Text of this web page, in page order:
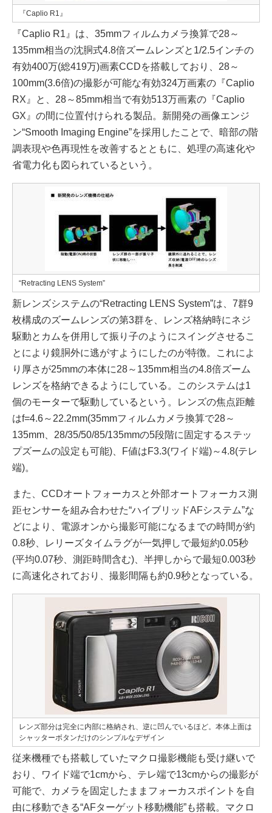
『Caplio R1』
『Caplio R1』は、35mmフィルムカメラ換算で28～
135mm相当の沈胴式4.8倍ズームレンズと1/2.5インチの
有効400万(総419万)画素CCDを搭載しており、28～
100mm(3.6倍)の撮影が可能な有効324万画素の『Caplio
RX』と、28～85mm相当で有効513万画素の『Caplio
GX』の間に位置付けられる製品。新開発の画像エンジ
ン“Smooth Imaging Engine”を採用したことで、暗部の階
調表現や色再現性を改善するとともに、処理の高速化や
省電力化も図られているという。
“Retracting LENS System”
新レンズシステムの“Retracting LENS System”は、7群9
枚構成のズームレンズの第3群を、レンズ格納時にネジ
駆動とカムを併用して振り子のようにスイングさせるこ
とにより鏡胴外に逃がすようにしたのが特徴。これによ
り厚さが25mmの本体に28～135mm相当の4.8倍ズーム
レンズを格納できるようにしている。このシステムは1
個のモーターで駆動しているという。レンズの焦点距離
はf=4.6～22.2mm(35mmフィルムカメラ換算で28～
135mm、28/35/50/85/135mmの5段階に固定するステッ
プズームの設定も可能)、F値はF3.3(ワイド端)～4.8(テレ
端)。
また、CCDオートフォーカスと外部オートフォーカス測
距センサーを組み合わせた“ハイブリッドAFシステム”な
どにより、電源オンから撮影可能になるまでの時間が約
0.8秒、レリーズタイムラグが一気押しで最短約0.05秒
(平均0.07秒、測距時間含む)、半押しからで最短0.003秒
に高速化されており、撮影間隔も約0.9秒となっている。
レンズ部分は完全に内部に格納され、逆に凹んでいるほど。本体上面は
シャッターボタンだけのシンプルなデザイン
従来機種でも搭載していたマクロ撮影機能も受け継いで
おり、ワイド端で1cmから、テレ端で13cmからの撮影が
可能で、カメラを固定したままフォーカスポイントを自
由に移動できる“AFターゲット移動機能”も搭載。マクロ